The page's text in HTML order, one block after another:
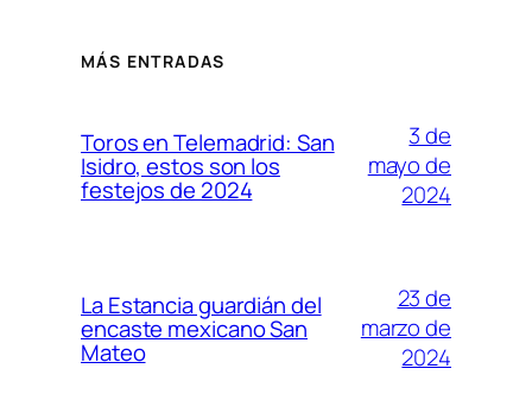
MÁS ENTRADAS
Toros en Telemadrid: San
Isidro, estos son los
festejos de 2024
3 de
mayo de
2024
La Estancia guardián del
encaste mexicano San
Mateo
23 de
marzo de
2024